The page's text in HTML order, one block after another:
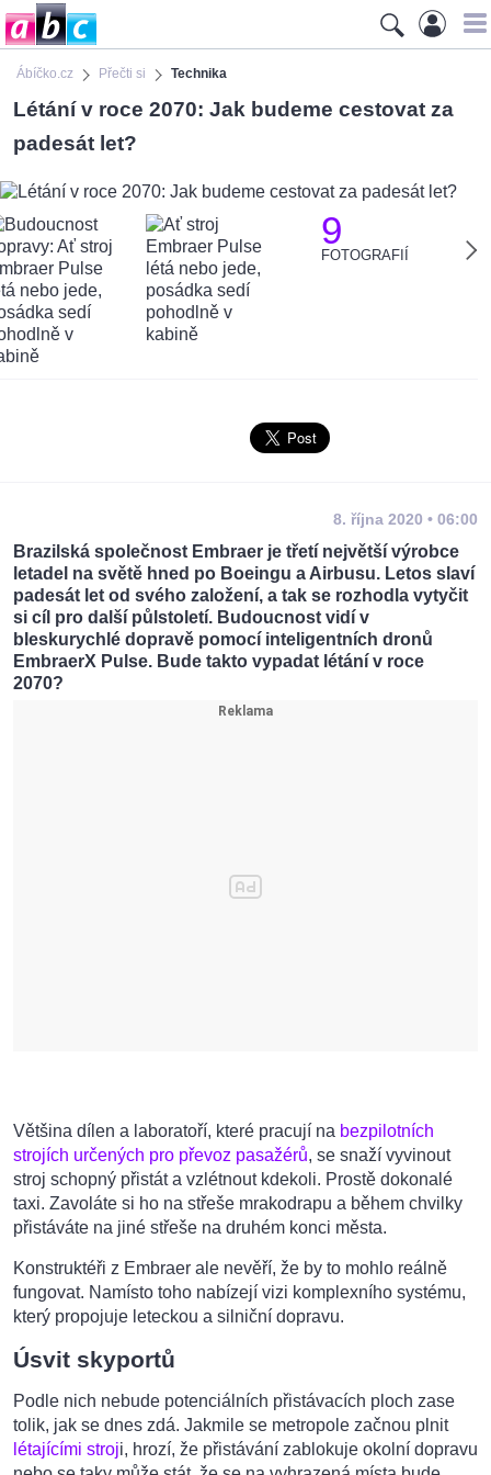
Ábíčko.cz Přečti si Technika
Létání v roce 2070: Jak budeme cestovat za
padesát let?
9
FOTOGRAFIÍ
8. října 2020 • 06:00
Brazilská společnost Embraer je třetí největší výrobce
letadel na světě hned po Boeingu a Airbusu. Letos slaví
padesát let od svého založení, a tak se rozhodla vytyčit
si cíl pro další půlstoletí. Budoucnost vidí v
bleskurychlé dopravě pomocí inteligentních dronů
EmbraerX Pulse. Bude takto vypadat létání v roce
2070?
Většina dílen a laboratoří, které pracují na bezpilotních
strojích určených pro převoz pasažérů, se snaží vyvinout
stroj schopný přistát a vzlétnout kdekoli. Prostě dokonalé
taxi. Zavoláte si ho na střeše mrakodrapu a během chvilky
přistáváte na jiné střeše na druhém konci města.
Konstruktéři z Embraer ale nevěří, že by to mohlo reálně
fungovat. Namísto toho nabízejí vizi komplexního systému,
který propojuje leteckou a silniční dopravu.
Úsvit skyportů
Podle nich nebude potenciálních přistávacích ploch zase
tolik, jak se dnes zdá. Jakmile se metropole začnou plnit
létajícími stroji, hrozí, že přistávání zablokuje okolní dopravu